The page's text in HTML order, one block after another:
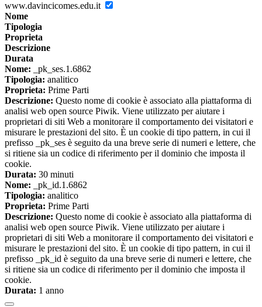
www.davincicomes.edu.it
Nome
Tipologia
Proprieta
Descrizione
Durata
Nome: _pk_ses.1.6862
Tipologia: analitico
Proprieta: Prime Parti
Descrizione: Questo nome di cookie è associato alla piattaforma di
analisi web open source Piwik. Viene utilizzato per aiutare i
proprietari di siti Web a monitorare il comportamento dei visitatori e
misurare le prestazioni del sito. È un cookie di tipo pattern, in cui il
prefisso _pk_ses è seguito da una breve serie di numeri e lettere, che
si ritiene sia un codice di riferimento per il dominio che imposta il
cookie.
Durata: 30 minuti
Nome: _pk_id.1.6862
Tipologia: analitico
Proprieta: Prime Parti
Descrizione: Questo nome di cookie è associato alla piattaforma di
analisi web open source Piwik. Viene utilizzato per aiutare i
proprietari di siti Web a monitorare il comportamento dei visitatori e
misurare le prestazioni del sito. È un cookie di tipo pattern, in cui il
prefisso _pk_id è seguito da una breve serie di numeri e lettere, che
si ritiene sia un codice di riferimento per il dominio che imposta il
cookie.
Durata: 1 anno